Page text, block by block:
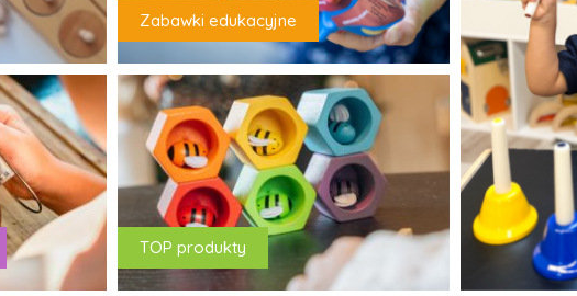
Zabawki edukacyjne
TOP produkty